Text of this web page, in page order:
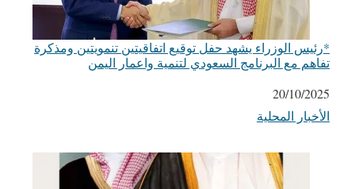
*رئيس الوزراء يشهد حفل توقيع اتفاقيتين تنمويتين ومذكرة
تفاهم مع البرنامج السعودي لتنمية واعمار اليمن
التاريخ
20/10/2025
في ما يتعلق بما يأتي
الأخبار المحلية